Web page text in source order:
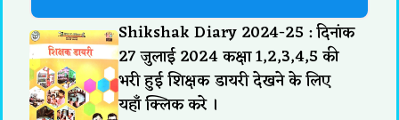
Shikshak Diary 2024-25 : दिनांक
27 जुलाई 2024 कक्षा 1,2,3,4,5 की
भरी हुई शिक्षक डायरी देखने के लिए
यहाँ क्लिक करे ।